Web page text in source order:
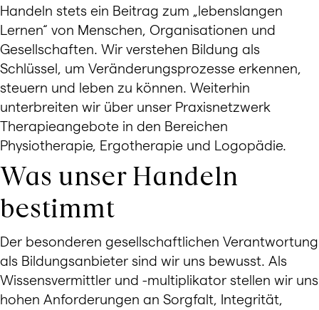
Handeln stets ein Beitrag zum „lebenslangen
Lernen“ von Menschen, Organisationen und
Gesellschaften. Wir verstehen Bildung als
Schlüssel, um Veränderungsprozesse erkennen,
steuern und leben zu können. Weiterhin
unterbreiten wir über unser Praxisnetzwerk
Therapieangebote in den Bereichen
Physiotherapie, Ergotherapie und Logopädie.
Was unser Handeln
bestimmt
Der besonderen gesellschaftlichen Verantwortung
als Bildungsanbieter sind wir uns bewusst. Als
Wissensvermittler und -multiplikator stellen wir uns
hohen Anforderungen an Sorgfalt, Integrität,